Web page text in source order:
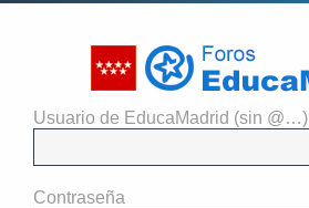
Usuario de EducaMadrid (sin @…)
Contraseña